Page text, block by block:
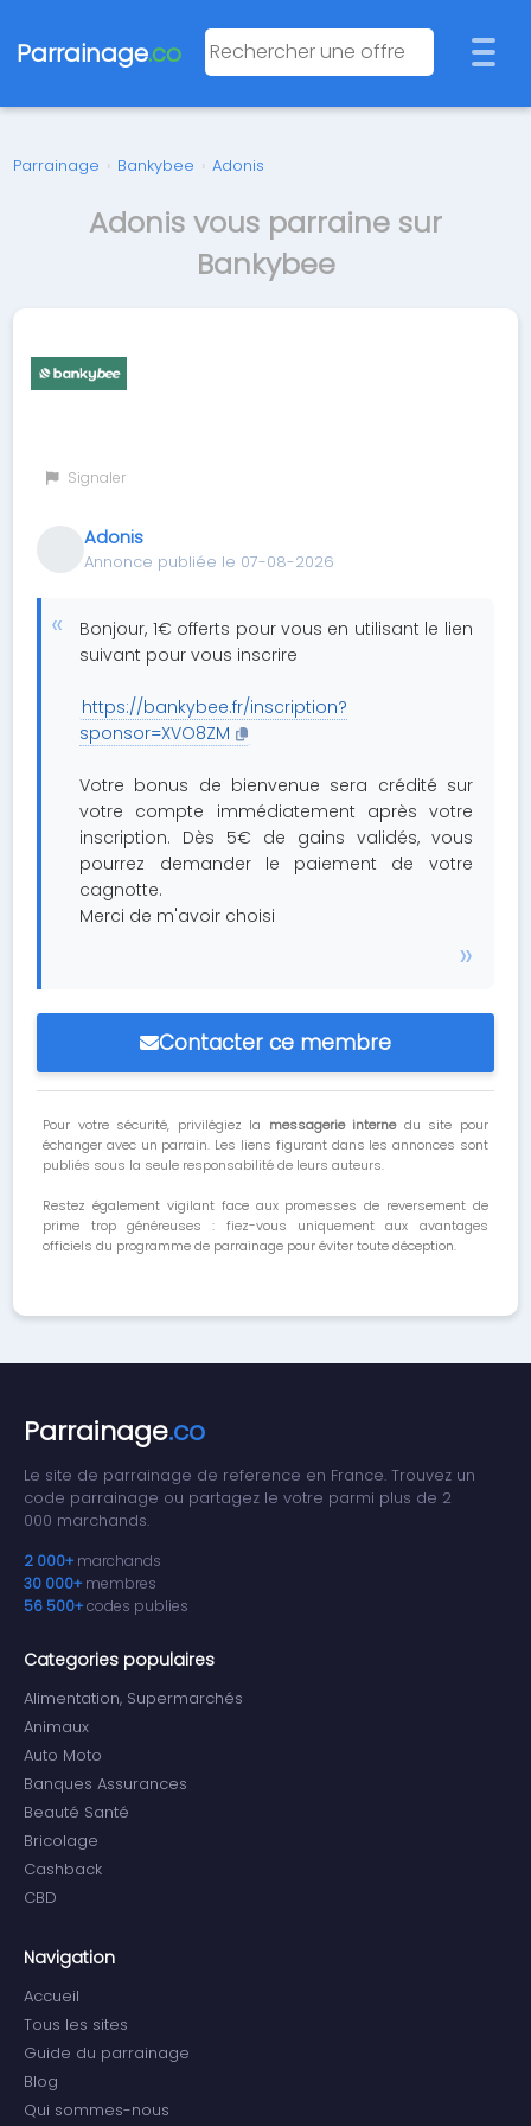
Parrainage.co
Parrainage › Bankybee › Adonis
Adonis vous parraine sur
Bankybee
Signaler
Adonis
Annonce publiée le 07-08-2026
Bonjour, 1€ offerts pour vous en utilisant le lien
suivant pour vous inscrire
https://bankybee.fr/inscription?
sponsor=XVO8ZM
Votre bonus de bienvenue sera crédité sur
votre compte immédiatement après votre
inscription. Dès 5€ de gains validés, vous
pourrez demander le paiement de votre
cagnotte.
Merci de m'avoir choisi
Contacter ce membre
Pour votre sécurité, privilégiez la messagerie internedu site pour
échanger avec un parrain. Les liens figurant dans les annonces sont
publiés sous la seule responsabilité de leurs auteurs.
Restez également vigilant face aux promesses de reversement de
prime trop généreuses : fiez-vous uniquement aux avantages
officiels du programme de parrainage pour éviter toute déception.
Parrainage.co
Le site de parrainage de reference en France. Trouvez un
code parrainage ou partagez le votre parmi plus de 2
000 marchands.
2 000+ marchands
30 000+ membres
56 500+codes publies
Categories populaires
Alimentation, Supermarchés
Animaux
Auto Moto
Banques Assurances
Beauté Santé
Bricolage
Cashback
CBD
Navigation
Accueil
Tous les sites
Guide du parrainage
Blog
Qui sommes-nous